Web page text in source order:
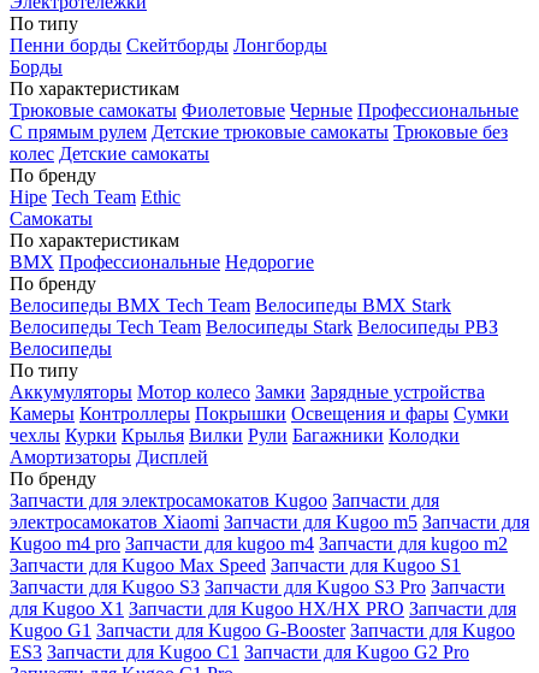
По типу
Пенни борды Скейтборды Лонгборды
Борды
По характеристикам
Трюковые самокаты Фиолетовые Черные Профессиональные
С прямым рулем Детские трюковые самокаты Трюковые без
колес Детские самокаты
По бренду
Hipe Tech Team Ethic
Самокаты
По характеристикам
BMX Профессиональные Недорогие
По бренду
Велосипеды BMX Tech Team Велосипеды BMX Stark
Велосипеды Tech Team Велосипеды Stark Велосипеды РВЗ
Велосипеды
По типу
Аккумуляторы Мотор колесо Замки Зарядные устройства
Камеры Контроллеры Покрышки Освещения и фары Сумки
чехлы Курки Крылья Вилки Рули Багажники Колодки
Амортизаторы Дисплей
По бренду
Запчасти для электросамокатов Kugoo Запчасти для
электросамокатов Xiaomi Запчасти для Kugoo m5 Запчасти для
Кugoo m4 pro Запчасти для kugoo m4 Запчасти для kugoo m2
Запчасти для Kugoo Max Speed Запчасти для Kugoo S1
Запчасти для Kugoo S3 Запчасти для Kugoo S3 Pro Запчасти
для Kugoo X1 Запчасти для Kugoo HX/HX PRO Запчасти для
Kugoo G1 Запчасти для Kugoo G-Booster Запчасти для Kugoo
ES3 Запчасти для Kugoo C1 Запчасти для Kugoo G2 Pro